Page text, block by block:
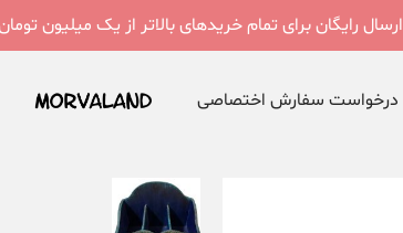
ارسال رایگان برای تمام خریدهای بالاتر از یک میلیون
درخواست سفارش اختصاصی